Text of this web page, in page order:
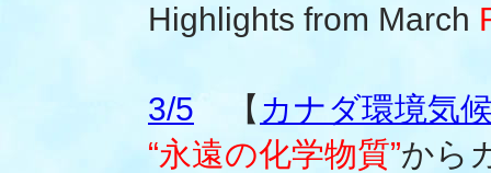
Highlights from March
3/5 【 カナダ環境気
“永遠の化学物質”から